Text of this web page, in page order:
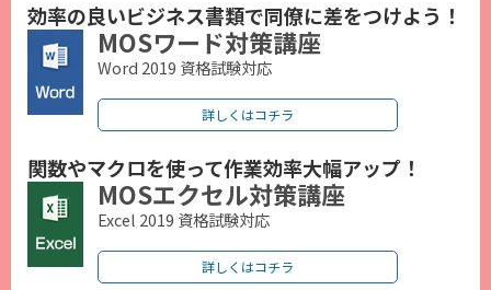
効率の良いビジネス書類で同僚に差をつけよう！
MOSワード対策講座
Word 2019 資格試験対応
詳しくはコチラ
関数やマクロを使って作業効率大幅アップ！
MOSエクセル対策講座
Excel 2019 資格試験対応
詳しくはコチラ